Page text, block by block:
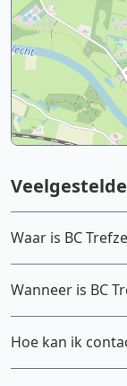
Waar is BC
Wanneer is BC
Hoe kan ik